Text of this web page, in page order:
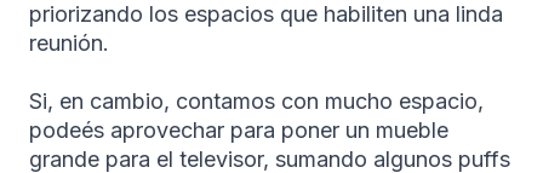
priorizando los espacios que habiliten una linda
reunión.
Si, en cambio, contamos con mucho espacio,
podeés aprovechar para poner un mueble
grande para el televisor, sumando algunos puffs